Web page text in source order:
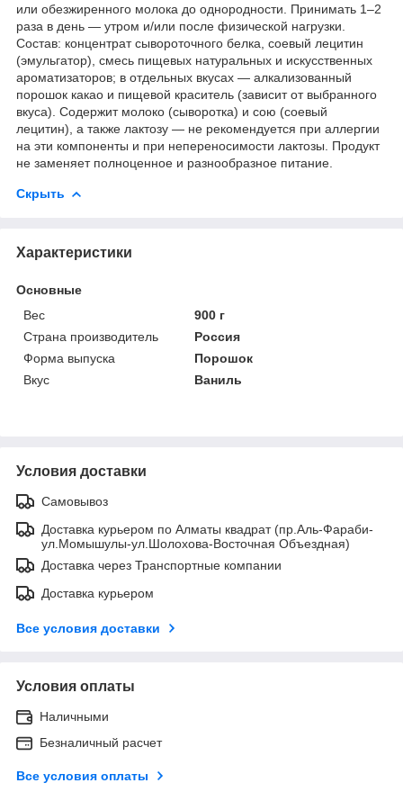
или обезжиренного молока до однородности. Принимать 1–2
раза в день — утром и/или после физической нагрузки.
Состав: концентрат сывороточного белка, соевый лецитин
(эмульгатор), смесь пищевых натуральных и искусственных
ароматизаторов; в отдельных вкусах — алкализованный
порошок какао и пищевой краситель (зависит от выбранного
вкуса). Содержит молоко (сыворотка) и сою (соевый
лецитин), а также лактозу — не рекомендуется при аллергии
на эти компоненты и при непереносимости лактозы. Продукт
не заменяет полноценное и разнообразное питание.
Скрыть
Характеристики
Основные
Вес
900 г
Страна производитель
Россия
Форма выпуска
Порошок
Вкус
Ваниль
Условия доставки
Самовывоз
Доставка курьером по Алматы квадрат (пр.Аль-Фараби-
ул.Момышулы-ул.Шолохова-Восточная Объездная)
Доставка через Транспортные компании
Доставка курьером
Все условия доставки
Условия оплаты
Наличными
Безналичный расчет
Все условия оплаты